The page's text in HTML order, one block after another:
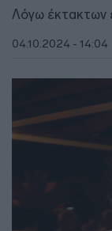
Λόγω έκτακτων
04.10.2024 - 14:04